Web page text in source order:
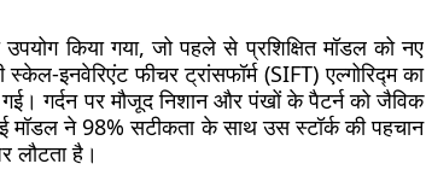
किया गया, जो पहले से प्रशिक्षित मॉडल को नए
इनवेरिएंट फीचर ट्रांसफॉर्म (SIFT) एल्गोरिद्म का
गई। गर्दन पर मौजूद निशान और पंखों के पैटर्न को जैविक
मॉडल ने 98% सटीकता के साथ उस स्टॉर्क की पहचान
लौटता है।